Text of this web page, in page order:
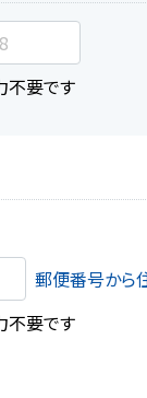
不要です
郵便番号から
不要です